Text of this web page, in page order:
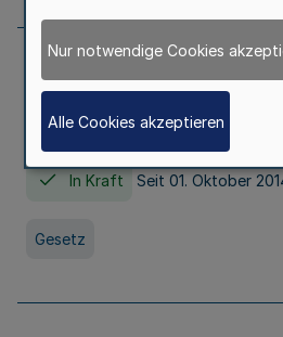
Gesetz über die
Nordrhein-Westfalen
HG)
In Kraft Seit 01. Oktober
Gesetz
Nur notwendige Cookies
Alle Cookies akzeptieren